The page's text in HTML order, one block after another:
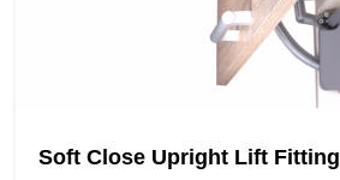
Soft Close Upright Lift Fitting